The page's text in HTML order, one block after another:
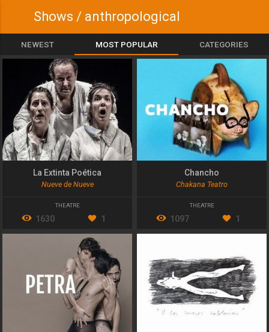
Shows / anthropological
NEWEST MOST POPULAR CATEGORIES
La Extinta Poética
Nueve de Nueve
THEATRE
1630 1
Chancho
Chakana Teatro
THEATRE
1097 1